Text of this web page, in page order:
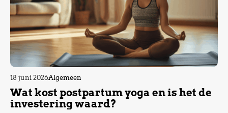
18 juni 2026Algemeen
Wat kost postpartum yoga en is het de
investering waard?